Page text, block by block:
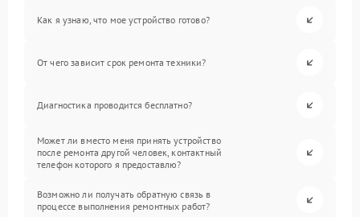
Как я узнаю, что мое устройство готово?
От чего зависит срок ремонта техники?
Диагностика проводится бесплатно?
Может ли вместо меня принять устройство
после ремонта другой человек, контактный
телефон которого я предоставлю?
Возможно ли получать обратную связь в
процессе выполнения ремонтных работ?